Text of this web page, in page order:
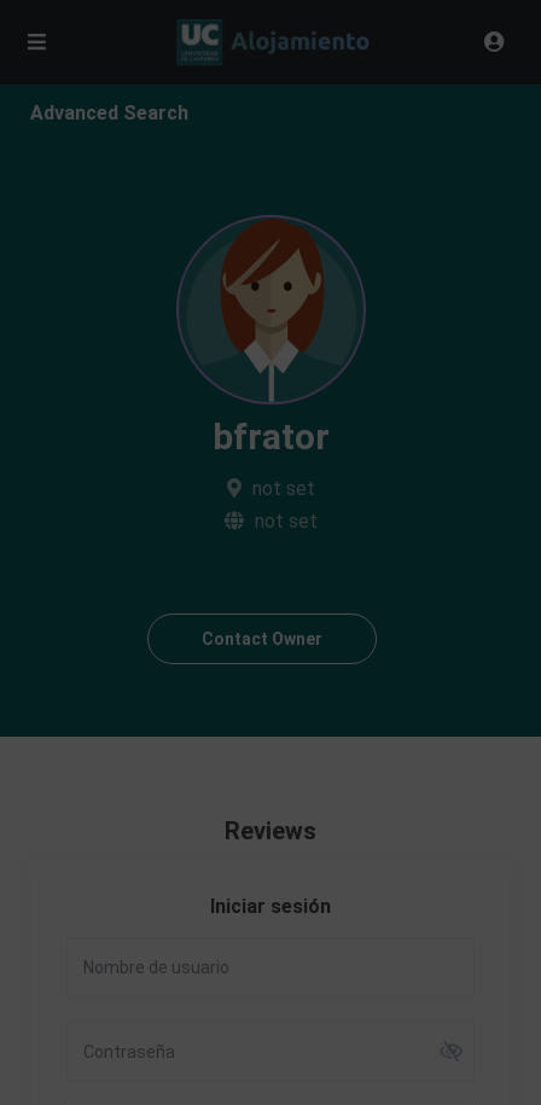
Advanced Search
bfrator
not set
not set
Contact Owner
Reviews
Iniciar sesión